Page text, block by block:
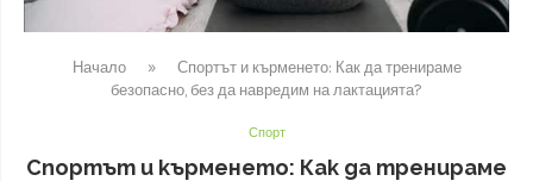
Начало »
Спортът и кърменето: Как да тренираме
безопасно, без да навредим на лактацията?
Спорт
Спортът и кърменето: Как да тренираме